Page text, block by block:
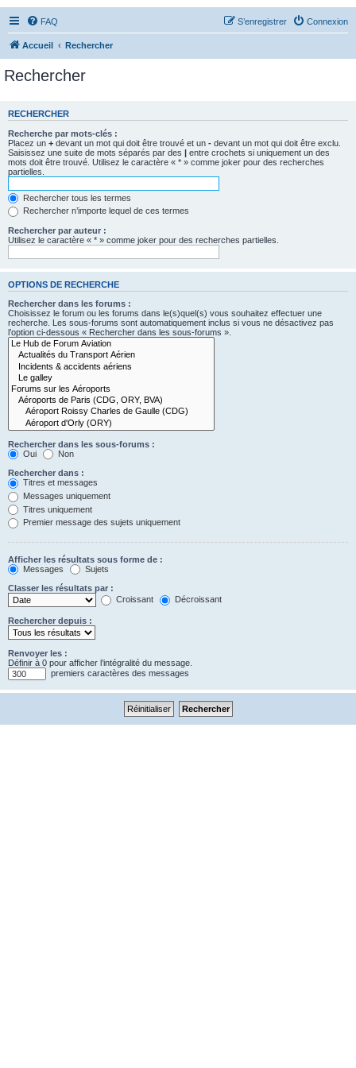
FAQ Connexion
S’enregistrer
Accueil Rechercher
Rechercher
RECHERCHER
Recherche par mots-clés :
Placez un + devant un mot qui doit être trouvé et un - devant un mot qui doit être exclu.
Saisissez une suite de mots séparés par des | entre crochets si uniquement un des
mots doit être trouvé. Utilisez le caractère « * » comme joker pour des recherches
partielles.
Rechercher tous les termes
Rechercher n’importe lequel de ces termes
Rechercher par auteur :
Utilisez le caractère « * » comme joker pour des recherches partielles.
OPTIONS DE RECHERCHE
Rechercher dans les forums :
Choisissez le forum ou les forums dans le(s)quel(s) vous souhaitez effectuer une
recherche. Les sous-forums sont automatiquement inclus si vous ne désactivez pas
l’option ci-dessous « Rechercher dans les sous-forums ».
Rechercher dans les sous-forums :
Oui
Non
Rechercher dans :
Titres et messages
Messages uniquement
Titres uniquement
Premier message des sujets uniquement
Afficher les résultats sous forme de :
Messages
Sujets
Classer les résultats par :
Croissant
Décroissant
Rechercher depuis :
Renvoyer les :
Définir à 0 pour afficher l’intégralité du message.
premiers caractères des messages